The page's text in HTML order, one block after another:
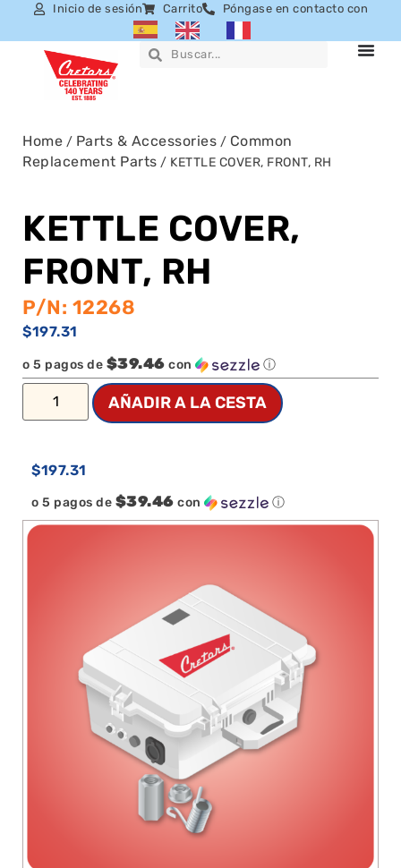
Inicio de sesión Carrito Póngase en contacto con
Home / Parts & Accessories / Common
Replacement Parts / KETTLE COVER, FRONT, RH
KETTLE COVER,
FRONT, RH
P/N: 12268
$197.31
o 5 pagos de $39.46 con ⓘ
AÑADIR A LA CESTA
$197.31
o 5 pagos de $39.46 con ⓘ